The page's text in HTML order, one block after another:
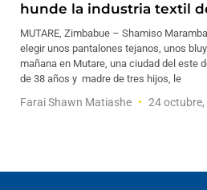
hunde la industria textil
MUTARE, Zimbabue – Shamiso
elegir unos pantalones tejanos, unos
mañana en Mutare, una ciudad del este
de 38 años y madre de tres hijos, le
Farai Shawn Matiashe 24